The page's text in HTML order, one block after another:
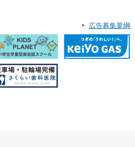
広告募集要綱